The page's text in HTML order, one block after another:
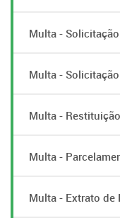
Multa -
Multa -
Multa -
Multa -
Multa - Extrato de